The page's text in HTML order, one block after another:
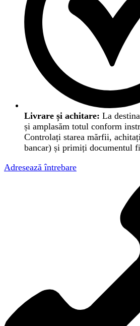
Livrare și achitare: La
și amplasăm totul conform
Controlați starea mărfii,
bancar) și primiți documentul
Adresează întrebare